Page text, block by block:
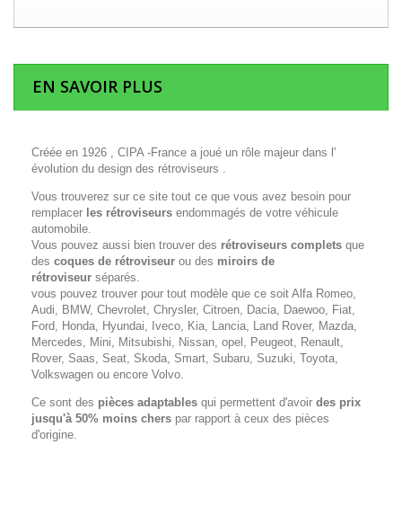
EN SAVOIR PLUS
Créée en 1926 , CIPA -France a joué un rôle majeur dans l'
évolution du design des rétroviseurs .
Vous trouverez sur ce site tout ce que vous avez besoin pour
remplacer les rétroviseurs endommagés de votre véhicule
automobile.
Vous pouvez aussi bien trouver des rétroviseurs complets que
des coques de rétroviseur ou des miroirs de
rétroviseur séparés.
vous pouvez trouver pour tout modèle que ce soit Alfa Romeo,
Audi, BMW, Chevrolet, Chrysler, Citroen, Dacia, Daewoo, Fiat,
Ford, Honda, Hyundai, Iveco, Kia, Lancia, Land Rover, Mazda,
Mercedes, Mini, Mitsubishi, Nissan, opel, Peugeot, Renault,
Rover, Saas, Seat, Skoda, Smart, Subaru, Suzuki, Toyota,
Volkswagen ou encore Volvo.
Ce sont des pièces adaptables qui permettent d'avoir des prix
jusqu'à 50% moins chers par rapport à ceux des pièces
d'origine.